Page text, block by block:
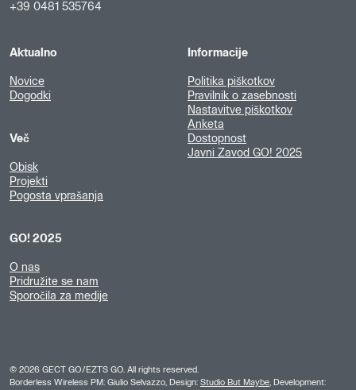
+39 0481 535764
Aktualno
Novice
Dogodki
Več
Obisk
Projekti
Pogosta vprašanja
GO! 2025
O nas
Pridružite se nam
Sporočila za medije
Informacije
Politika piškotkov
Pravilnik o zasebnosti
Nastavitve piškotkov
Anketa
Dostopnost
Javni Zavod GO! 2025
© 2026 GECT GO/EZTS GO. All rights reserved.
Borderless Wireless PM: Giulio Selvazzo, Design: Studio But Maybe , Development: